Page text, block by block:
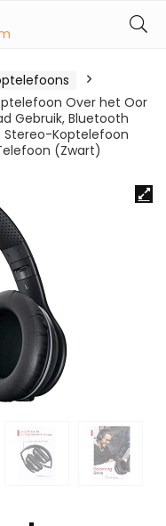
Over het Oor
Gebruik, Bluetooth
Stereo-Koptelefoon
(Zwart)